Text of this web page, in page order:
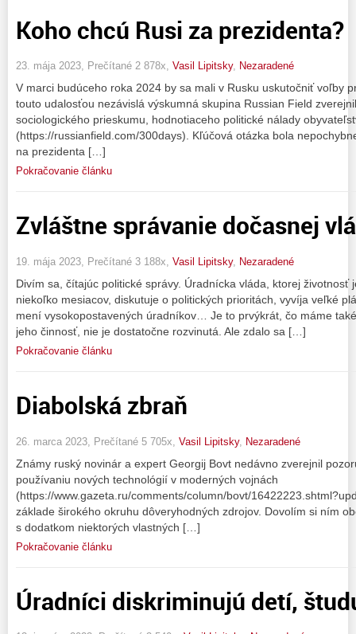
Koho chcú Rusi za prezidenta?
23. mája 2023, Prečítané 2 878x, Vasil Lipitsky, Nezaradené
V marci budúceho roka 2024 by sa mali v Rusku uskutočniť voľby
touto udalosťou nezávislá výskumná skupina Russian Field
sociologického prieskumu, hodnotiaceho politické nálady
(https://russianfield.com/300days). Kľúčová otázka bola
na prezidenta […]
Pokračovanie článku
Zvláštne správanie dočasnej
19. mája 2023, Prečítané 3 188x, Vasil Lipitsky, Nezaradené
Divím sa, čítajúc politické správy. Úradnícka vláda, ktorej životnosť
niekoľko mesiacov, diskutuje o politických prioritách, vyvíja veľké
mení vysokopostavených úradníkov… Je to prvýkrát, čo máme
jeho činnosť, nie je dostatočne rozvinutá. Ale zdalo sa […]
Pokračovanie článku
Diabolská zbraň
26. marca 2023, Prečítané 5 705x, Vasil Lipitsky, Nezaradené
Známy ruský novinár a expert Georgij Bovt nedávno zverejnil
používaniu nových technológií v moderných vojnách
(https://www.gazeta.ru/comments/column/bovt/
základe širokého okruhu dôveryhodných zdrojov. Dovolím si ním
s dodatkom niektorých vlastných […]
Pokračovanie článku
Úradníci diskriminujú detí,